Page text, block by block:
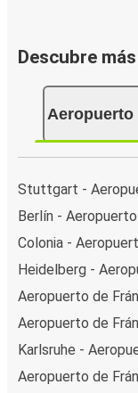
Descubre
Aeropuerto
Stuttgart -
Berlín -
Colonia -
Heidelberg -
Aeropuerto de
Aeropuerto de
Karlsruhe -
Aeropuerto de